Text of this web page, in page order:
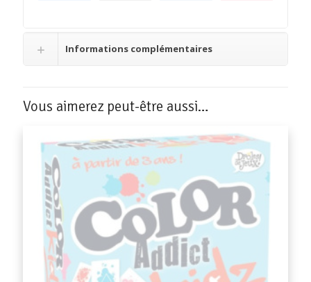
Informations complémentaires
Vous aimerez peut-être aussi…